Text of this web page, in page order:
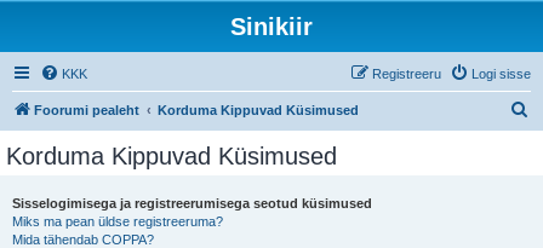
Sinikiir
KKK Logi sisse
Registreeru
Foorumi pealeht Korduma Kippuvad Küsimused
Korduma Kippuvad Küsimused
Sisselogimisega ja registreerumisega seotud küsimused
Miks ma pean üldse registreeruma?
Mida tähendab COPPA?